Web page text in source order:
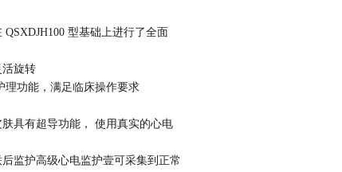
型基础上进行了全面
旋转
理功能，满足临床操作要求
具有超导功能， 使用真实的心电
监护高级心电监护壹可采集到正常